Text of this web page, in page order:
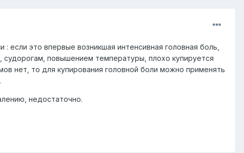
это впервые возникшая интенсивная головная боль,
повышением температуры, плохо купируется
нет, то для купирования головной боли можно применять
недостаточно.